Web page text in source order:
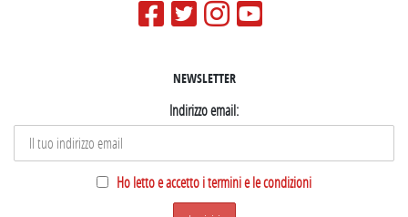
NEWSLETTER
Indirizzo email:
Ho letto e accetto i termini e le condizioni